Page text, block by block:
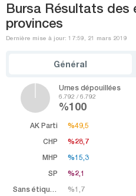
Bursa Résultats des
provinces
Dernière mise à jour: 17:59, 21 mars 2019
Général
Urnes dépouillées
6.792 / 6.792
%100
AK Parti
CHP
MHP
SP
Sans étiquette
%49,5
%28,7
%15,3
%2,1
%1,7
%49,5
%28,7
%15,3
%2,1
%1,7